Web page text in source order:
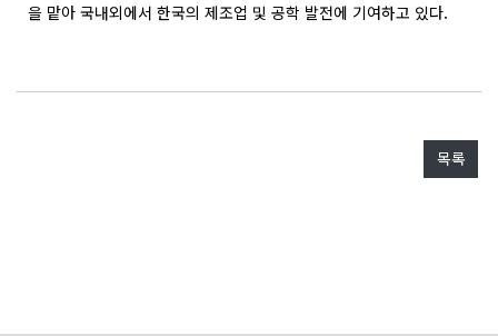
을 맡아 국내외에서 한국의 제조업 및 공학 발전에 기여하고 있다.
목록